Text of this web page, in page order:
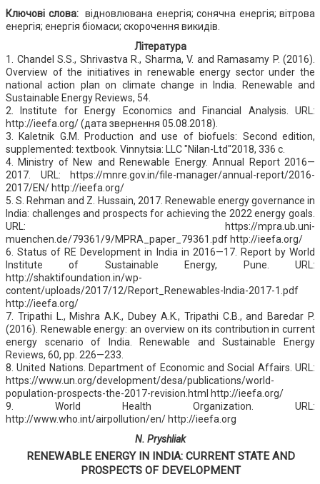
Ключові слова: відновлювана енергія; сонячна енергія; вітрова
енергія; енергія біомаси; скорочення викидів.
Література
1. Chandel S.S., Shrivastva R., Sharma, V. and Ramasamy P. (2016).
Overview of the initiatives in renewable energy sector under the
national action plan on climate change in India. Renewable and
Sustainable Energy Reviews, 54.
2. Institute for Energy Economics and Financial Analysis. URL:
http://ieefa.org/ (дата звернення 05.08.2018).
3. Kaletnik G.M. Production and use of biofuels: Second edition,
supplemented: textbook. Vinnytsia: LLC "Nilan-Ltd"2018, 336 с.
4. Ministry of New and Renewable Energy. Annual Report 2016—
2017. URL: https://mnre.gov.in/file-manager/annual-report/2016-
2017/EN/ http://ieefa.org/
5. S. Rehman and Z. Hussain, 2017. Renewable energy governance in
India: challenges and prospects for achieving the 2022 energy goals.
URL: https://mpra.ub.uni-
muenchen.de/79361/9/MPRA_paper_79361.pdf http://ieefa.org/
6. Status of RE Development in India in 2016—17. Report by World
Institute of Sustainable Energy, Pune. URL:
http://shaktifoundation.in/wp-
content/uploads/2017/12/Report_Renewables-India-2017-1.pdf
http://ieefa.org/
7. Tripathi L., Mishra A.K., Dubey A.K., Tripathi C.B., and Baredar P.
(2016). Renewable energy: an overview on its contribution in current
energy scenario of India. Renewable and Sustainable Energy
Reviews, 60, pp. 226—233.
8. United Nations. Department of Economic and Social Affairs. URL:
https://www.un.org/development/desa/publications/world-
population-prospects-the-2017-revision.html http://ieefa.org/
9. World Health Organization. URL:
http://www.who.int/airpollution/en/ http://ieefa.org
N. Pryshliak
RENEWABLE ENERGY IN INDIA: CURRENT STATE AND
PROSPECTS OF DEVELOPMENT